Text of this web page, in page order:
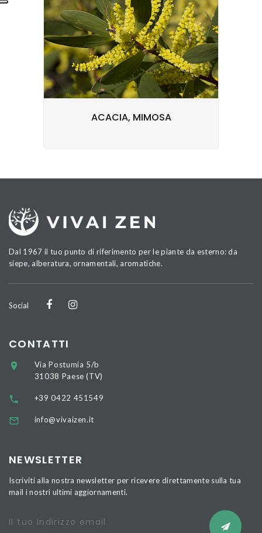
ACACIA, MIMOSA
Dal 1967 il tuo punto di riferimento per le piante da esterno: da
siepe, alberatura, ornamentali, aromatiche.
Social
CONTATTI
Via Postumia 5/b
31038 Paese (TV)
+39 0422 451549
info@vivaizen.it
NEWSLETTER
Iscriviti alla nostra newsletter per ricevere direttamente sulla tua
mail i nostri ultimi aggiornamenti.